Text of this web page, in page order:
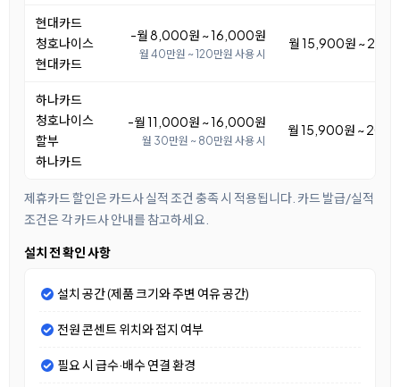
현대카드
청호나이스
현대카드
-월 8,000원 ~ 16,000원
월 40만원 ~ 120만원 사용 시
월 15,900원 ~
하나카드
청호나이스
할부
하나카드
-월 11,000원 ~ 16,000원
월 30만원 ~ 80만원 사용 시
월 15,900원 ~
제휴카드 할인은 카드사 실적 조건 충족 시 적용됩니다. 카드 발급/실적
조건은 각 카드사 안내를 참고하세요.
설치 전 확인 사항
설치 공간 (제품 크기와 주변 여유 공간)
전원 콘센트 위치와 접지 여부
필요 시 급수·배수 연결 환경